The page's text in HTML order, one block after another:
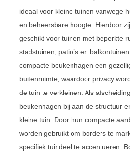
ideaal voor kleine tuinen vanwege
en beheersbare hoogte. Hierdoor
geschikt voor tuinen met beperkte
stadstuinen, patio’s en
compacte beukenhagen een
buitenruimte, waardoor privacy
de tuin te verkleinen. Als
beukenhagen bij aan de structuur
kleine tuin. Door hun compacte
worden gebruikt om borders te
specifiek tuindeel te accentueren.